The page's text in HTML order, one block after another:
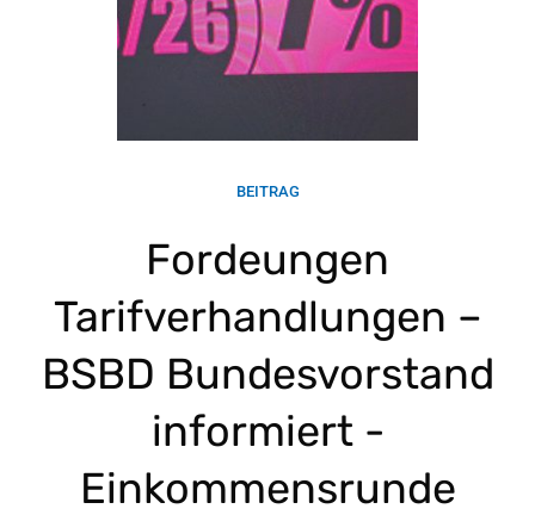
BEITRAG
Fordeungen
Tarifverhandlungen –
BSBD Bundesvorstand
informiert -
Einkommensrunde